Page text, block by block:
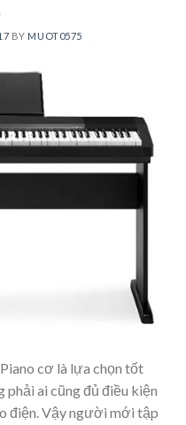
BY MUOT0575
cơ là lựa chọn tốt
phải ai cũng đủ điều kiện
điện. Vậy người mới tập